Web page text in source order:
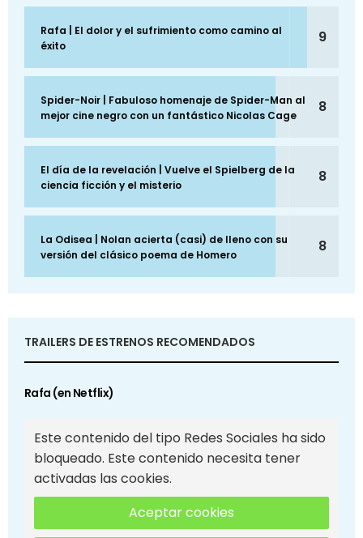
Rafa | El dolor y el sufrimiento como camino al
éxito
9
Spider-Noir | Fabuloso homenaje de Spider-Man al
mejor cine negro con un fantástico Nicolas Cage
8
El día de la revelación | Vuelve el Spielberg de la
ciencia ficción y el misterio
8
La Odisea | Nolan acierta (casi) de lleno con su
versión del clásico poema de Homero
8
TRAILERS DE ESTRENOS RECOMENDADOS
Rafa (en Netflix)
Este contenido del tipo Redes Sociales ha sido
bloqueado. Este contenido necesita tener
activadas las cookies.
Aceptar cookies